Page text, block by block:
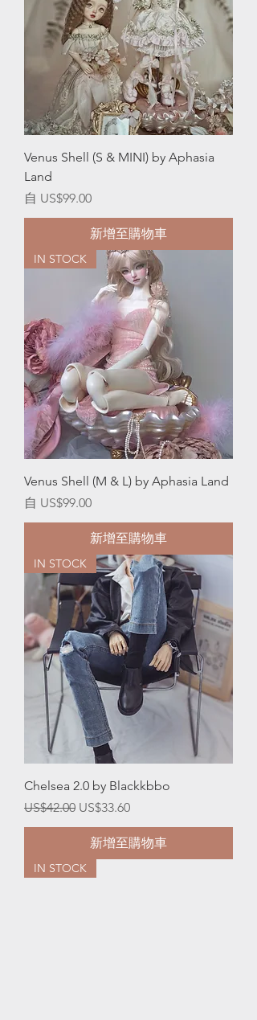
Venus Shell (S & MINI) by Aphasia
Land
自 US$99.00
促銷價格
新增至購物車
IN STOCK
Venus Shell (M & L) by Aphasia Land
自 US$99.00
促銷價格
新增至購物車
IN STOCK
Chelsea 2.0 by Blackkbbo
一般價格
US$42.00 促銷價格
US$33.60
新增至購物車
IN STOCK